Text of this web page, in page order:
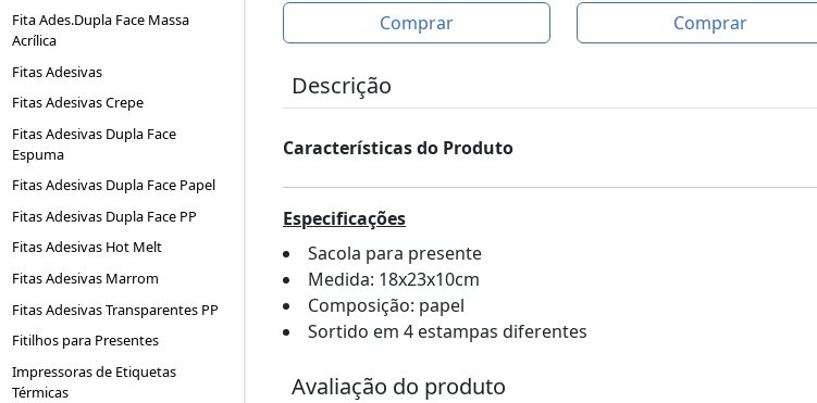
Fita Ades.Dupla Face Massa
Acrílica
Fitas Adesivas
Fitas Adesivas Crepe
Fitas Adesivas Dupla Face
Espuma
Fitas Adesivas Dupla Face Papel
Fitas Adesivas Dupla Face PP
Fitas Adesivas Hot Melt
Fitas Adesivas Marrom
Fitas Adesivas Transparentes PP
Fitilhos para Presentes
Impressoras de Etiquetas
Térmicas
Comprar Comprar
Descrição
Características do Produto
Especificações
Sacola para presente
Medida: 18x23x10cm
Composição: papel
Sortido em 4 estampas diferentes
Avaliação do produto